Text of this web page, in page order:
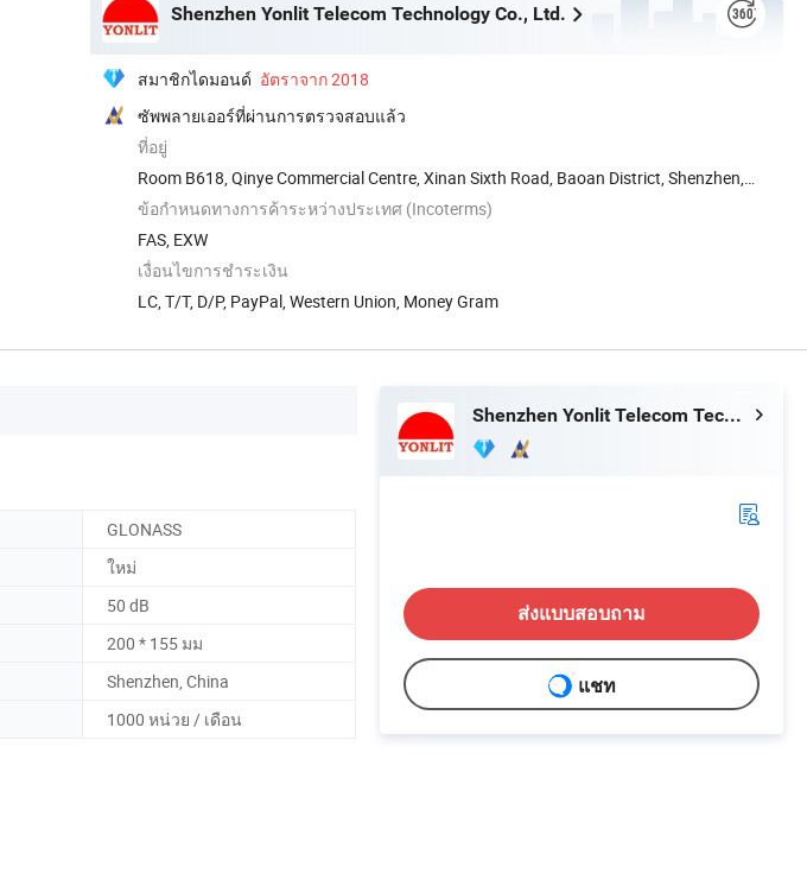
Shenzhen Yonlit Telecom Technology Co., Ltd.
สมาชิกไดมอนด์ อัตราจาก 2018
ซัพพลายเออร์ที่ผ่านการตรวจสอบแล้ว
ที่อยู่
Room B618, Qinye Commercial Centre, Xinan Sixth Road, Baoan District, Shenzhen,
Guangdong, ...
ข้อกำหนดทางการค้าระหว่างประเทศ (Incoterms)
FAS, EXW
เงื่อนไขการชำระเงิน
LC, T/T, D/P, PayPal, Western Union, Money Gram
GLONASS
ใหม่
50 dB
200 * 155 มม
Shenzhen, China
1000 หน่วย / เดือน
Shenzhen Yonlit Telecom Technology Co., Ltd.
ส่งแบบสอบถาม
แชท